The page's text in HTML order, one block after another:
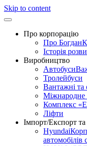
Skip to content
Про корпорацію
Про Богдан
Історія
Виробництво
Автобуси
Тролейбуси
Вантажні та
Міжнародне
Комплекс
Ліфти
Імпорт/Експорт та
Hyundai
автомобілів